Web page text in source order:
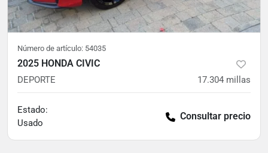
Número de artículo: 54035
2025 HONDA CIVIC
DEPORTE 17.304 millas
Estado:
Usado
Consultar precio